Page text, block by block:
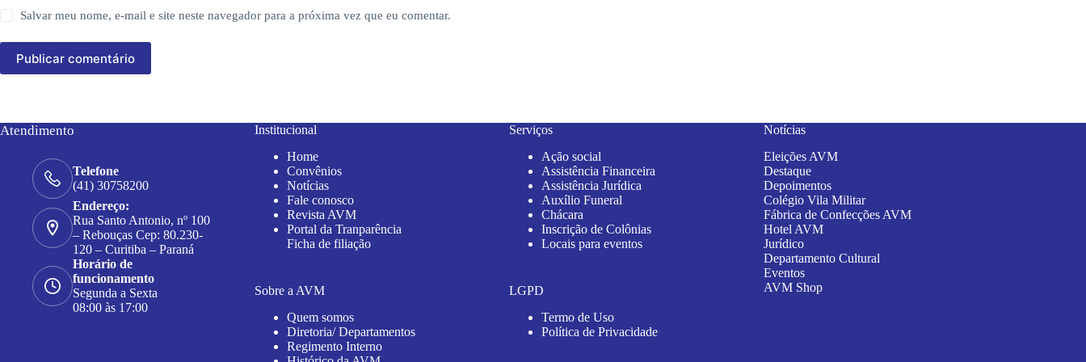
Salvar meu nome, e-mail e site neste navegador para a próxima vez que eu comentar.
Publicar comentário
Atendimento
Telefone
(41) 30758200
Endereço:
Rua Santo Antonio, nº 100
– Rebouças Cep: 80.230-
120 – Curitiba – Paraná
Horário de
funcionamento
Segunda a Sexta
08:00 às 17:00
Institucional
Home
Convênios
Notícias
Fale conosco
Revista AVM
Portal da Tranparência
Ficha de filiação
Sobre a AVM
Quem somos
Diretoria/ Departamentos
Regimento Interno
Serviços
Ação social
Assistência Financeira
Assistência Jurídica
Auxílio Funeral
Chácara
Inscrição de Colônias
Locais para eventos
LGPD
Termo de Uso
Política de Privacidade
Notícias
Eleições AVM
Destaque
Depoimentos
Colégio Vila Militar
Fábrica de Confecções AVM
Hotel AVM
Jurídico
Departamento Cultural
Eventos
AVM Shop